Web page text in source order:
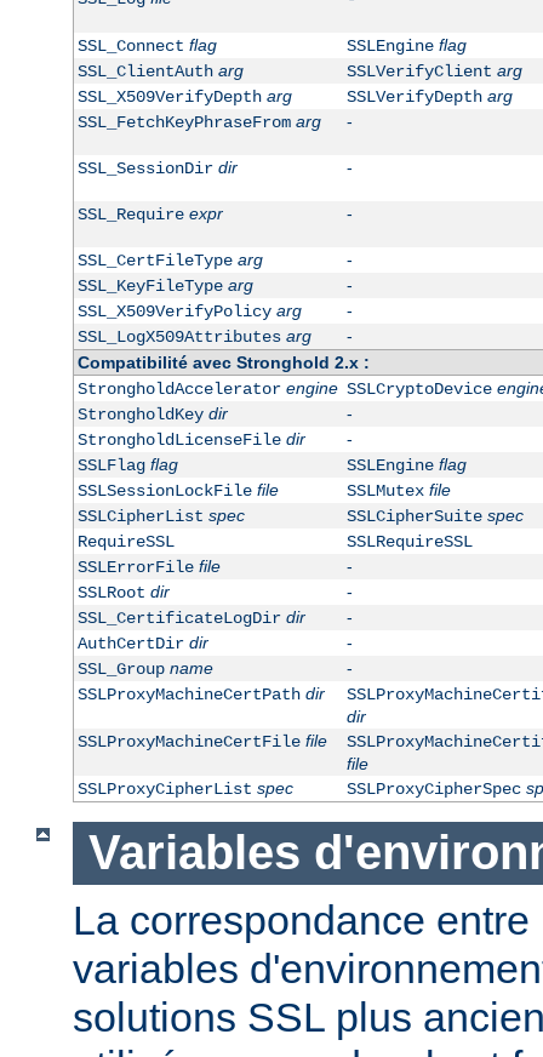
SSL_Connect flag SSLEngine flag
SSL_ClientAuth arg SSLVerifyClient arg
SSL_X509VerifyDepth arg SSLVerifyDepth arg
SSL_FetchKeyPhraseFrom arg -
SSL_SessionDir dir -
SSL_Require expr -
SSL_CertFileType arg
-
SSL_KeyFileType arg
-
SSL_X509VerifyPolicy arg
-
SSL_LogX509Attributes arg
-
Compatibilité avec Stronghold 2.x :
StrongholdAccelerator engine SSLCryptoDevice
StrongholdKey dir
-
StrongholdLicenseFile dir
-
SSLFlag flag SSLEngine flag
SSLSessionLockFile file SSLMutex file
SSLCipherList spec SSLCipherSuite spec
RequireSSL
SSLRequireSSL
SSLErrorFile file
-
SSLRoot dir
-
SSL_CertificateLogDir dir
-
AuthCertDir dir
-
SSL_Group name
-
SSLProxyMachineCertPath dir
dir
SSLProxyMachineCertFile file
file
SSLProxyCipherList spec SSLProxyCipherSpec
Variables
La correspondance
variables
solutions SSL plus